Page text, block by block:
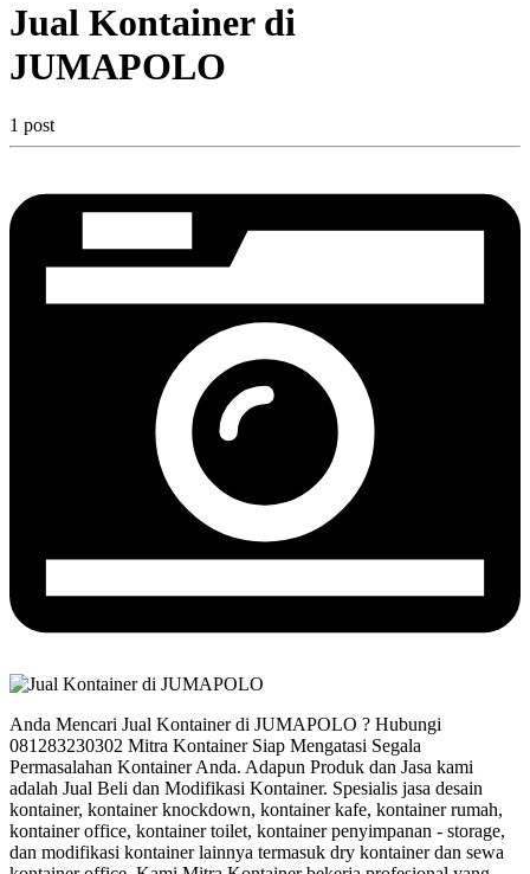
Jual Kontainer di
JUMAPOLO
1 post
Anda Mencari Jual Kontainer di JUMAPOLO ? Hubungi
081283230302 Mitra Kontainer Siap Mengatasi Segala
Permasalahan Kontainer Anda. Adapun Produk dan Jasa kami
adalah Jual Beli dan Modifikasi Kontainer. Spesialis jasa desain
kontainer, kontainer knockdown, kontainer kafe, kontainer rumah,
kontainer office, kontainer toilet, kontainer penyimpanan - storage,
dan modifikasi kontainer lainnya termasuk dry kontainer dan sewa